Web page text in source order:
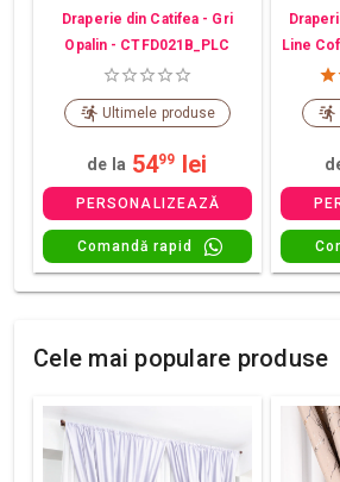
Draperie din Catifea - Gri
Opalin - CTFD021B_PLC
Ultimele produse
de la 5499 lei
PERSONALIZEAZĂ
Comandă rapid
Line
Cele mai populare produse